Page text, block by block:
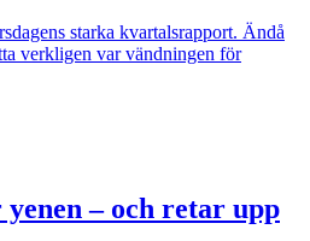
starka kvartalsrapport. Ändå
verkligen var vändningen för
– och retar upp